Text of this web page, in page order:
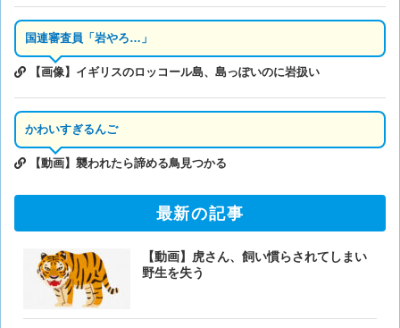
国連審査員「岩やろ…」
【画像】イギリスのロッコール島、島っぽいのに岩扱い
かわいすぎるんご
【動画】襲われたら諦める鳥見つかる
最新の記事
【動画】虎さん、飼い慣らされてしまい
野生を失う